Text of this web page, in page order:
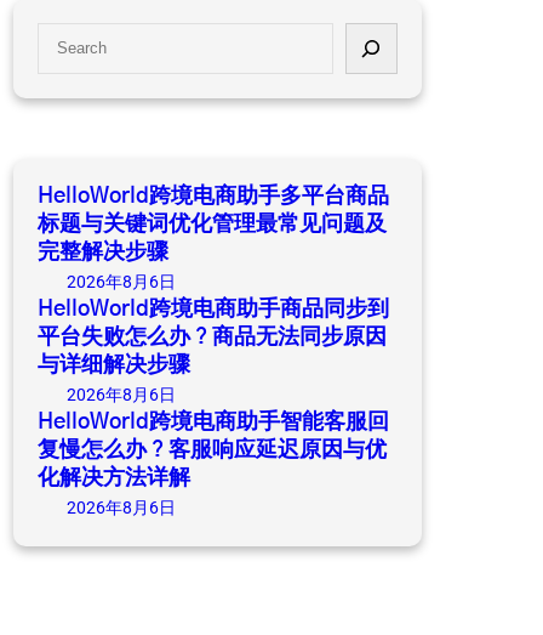
a
h
HelloWorld跨境电商助手多平台商品
标题与关键词优化管理最常见问题及
完整解决步骤
2026年8月6日
HelloWorld跨境电商助手商品同步到
平台失败怎么办？商品无法同步原因
与详细解决步骤
2026年8月6日
HelloWorld跨境电商助手智能客服回
复慢怎么办？客服响应延迟原因与优
化解决方法详解
2026年8月6日